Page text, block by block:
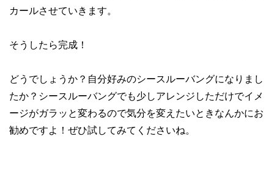
カールさせていきます。
そうしたら完成！
どうでしょうか？自分好みのシースルーバングになりまし
たか？シースルーバングでも少しアレンジしただけでイメ
ージがガラッと変わるので気分を変えたいときなんかにお
勧めですよ！ぜひ試してみてくださいね。